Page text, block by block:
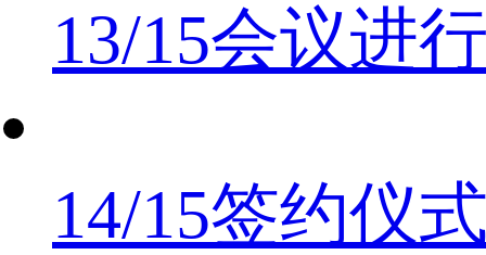
13/15会议进
14/15签约仪